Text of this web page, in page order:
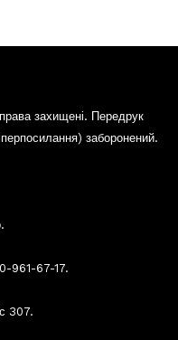
захищені. Передрук
заборонений.
961-67-17.
307.